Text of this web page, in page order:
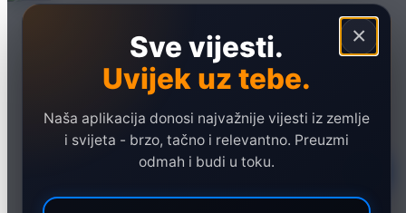
×
Sve vijesti.
Uvijek uz tebe.
Naša aplikacija donosi najvažnije vijesti iz zemlje
i svijeta - brzo, tačno i relevantno. Preuzmi
odmah i budi u toku.
Ekonomija